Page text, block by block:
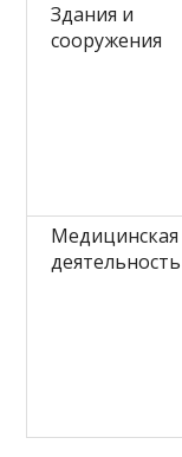
Здания и
сооружения
Медицинская
деятельность